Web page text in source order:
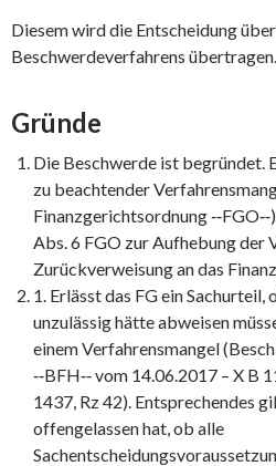
Diesem wird die Entscheidung
Beschwerdeverfahrens übertragen.
Gründe
Die Beschwerde ist begründet.
zu beachtender
Finanzgerichtsordnung
Abs. 6 FGO zur Aufhebung der
Zurückverweisung an das
1. Erlässt das FG ein Sachurteil,
unzulässig hätte abweisen
einem Verfahrensmangel
‑‑BFH‑‑ vom 14.06.2017 – X
1437, Rz 42). Entsprechendes
offengelassen hat, ob alle